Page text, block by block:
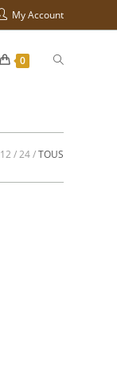
My Account
0 Toggle
12 24 TOUS